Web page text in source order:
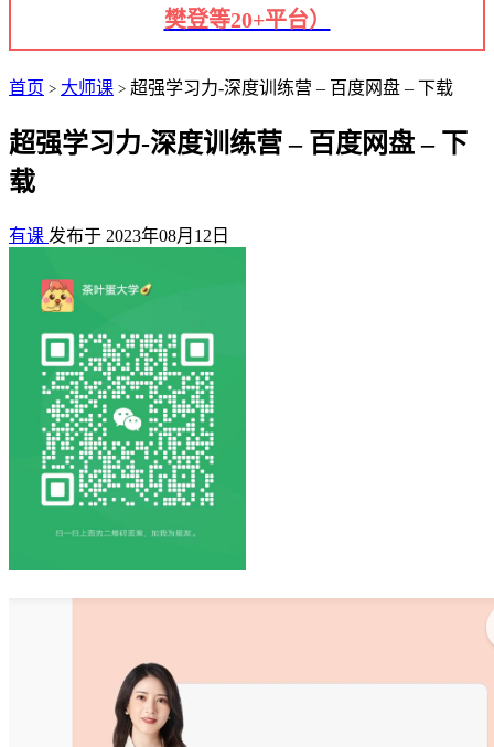
樊登等20+平台）
首页 > 大师课 > 超强学习力-深度训练营 – 百度网盘 – 下载
超强学习力-深度训练营 – 百度网盘 – 下
载
有课 发布于 2023年08月12日